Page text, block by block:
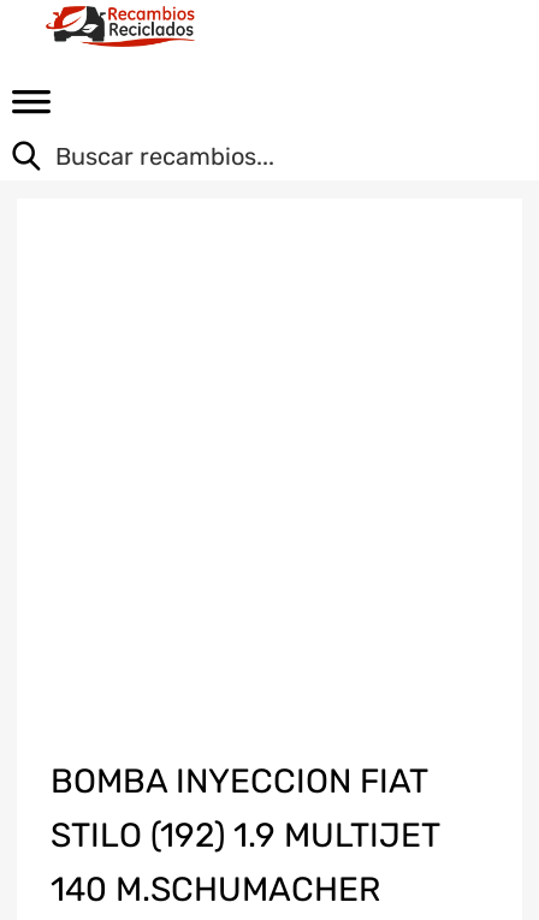
BOMBA INYECCION FIAT
STILO (192) 1.9 MULTIJET
140 M.SCHUMACHER